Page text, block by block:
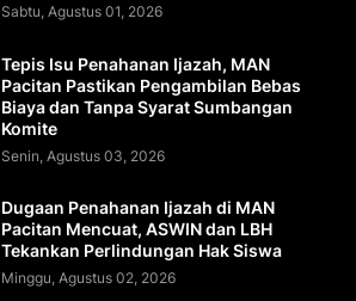
Sabtu, Agustus 01, 2026
Tepis Isu Penahanan Ijazah, MAN
Pacitan Pastikan Pengambilan Bebas
Biaya dan Tanpa Syarat Sumbangan
Komite
Senin, Agustus 03, 2026
Dugaan Penahanan Ijazah di MAN
Pacitan Mencuat, ASWIN dan LBH
Tekankan Perlindungan Hak Siswa
Minggu, Agustus 02, 2026